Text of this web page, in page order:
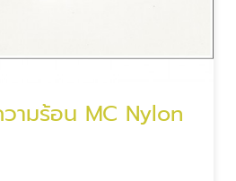
ามร้อน MC Nylon